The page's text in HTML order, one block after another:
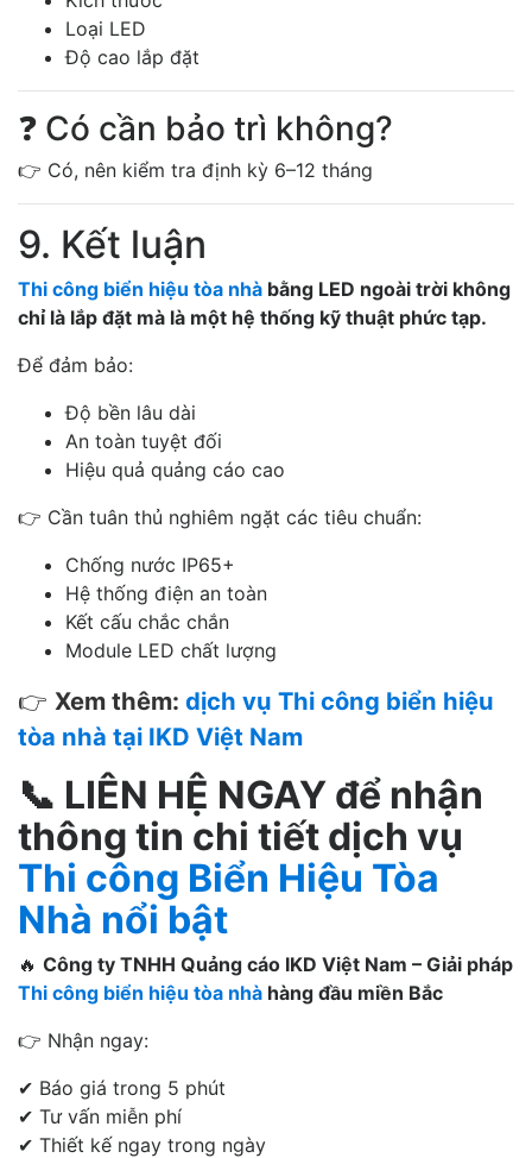
Loại LED
Độ cao lắp đặt
❓ Có cần bảo trì không?
👉 Có, nên kiểm tra định kỳ 6–12 tháng
9. Kết luận
Thi công biển hiệu tòa nhà bằng LED ngoài trời không
chỉ là lắp đặt mà là một hệ thống kỹ thuật phức tạp.
Để đảm bảo:
Độ bền lâu dài
An toàn tuyệt đối
Hiệu quả quảng cáo cao
👉 Cần tuân thủ nghiêm ngặt các tiêu chuẩn:
Chống nước IP65+
Hệ thống điện an toàn
Kết cấu chắc chắn
Module LED chất lượng
👉 Xem thêm: dịch vụ Thi công biển hiệu
tòa nhà tại IKD Việt Nam
📞 LIÊN HỆ NGAY để nhận
thông tin chi tiết dịch vụ
Thi công Biển Hiệu Tòa
Nhà nổi bật
🔥 Công ty TNHH Quảng cáo IKD Việt Nam – Giải pháp
Thi công biển hiệu tòa nhà hàng đầu miền Bắc
👉 Nhận ngay:
✔ Báo giá trong 5 phút
✔ Tư vấn miễn phí
✔ Thiết kế ngay trong ngày